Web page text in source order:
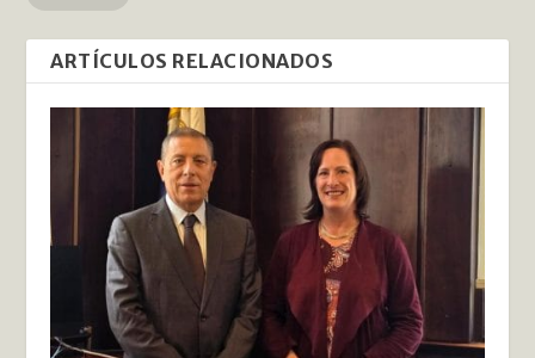
ARTÍCULOS RELACIONADOS